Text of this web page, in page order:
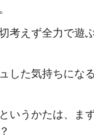
考えず全力で遊
した気持ちにな
いうかたは、ま